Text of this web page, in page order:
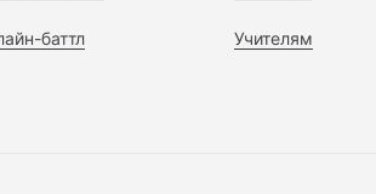
баттл Учителям